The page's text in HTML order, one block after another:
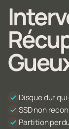
Disque dur
SSD non
Partition